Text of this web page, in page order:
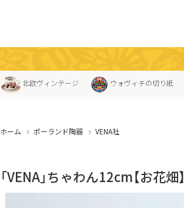
北欧ヴィンテージ ウォヴィチの切り紙
ホーム ポーランド陶器 VENA社
「VENA」ちゃわん12cm【お花畑】